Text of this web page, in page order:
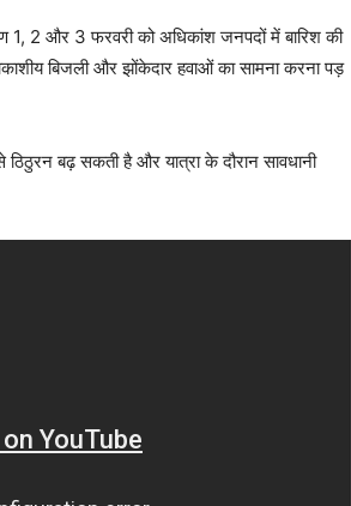
1, 2 और 3 फरवरी को अधिकांश जनपदों में बारिश की
बिजली और झोंकेदार हवाओं का सामना करना पड़
ठिठुरन बढ़ सकती है और यात्रा के दौरान सावधानी